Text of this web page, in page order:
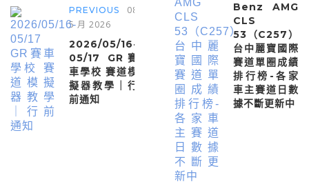
PREVIOUS
08
5 月 2026
2026/05/16-
05/17 GR賽
車學校 賽道模
擬器教學｜行
前通知
Benz AMG
CLS
53（C257）
台中麗寶國際
賽道單圈成績
排行榜-各家
車主賽道日數
據不斷更新中